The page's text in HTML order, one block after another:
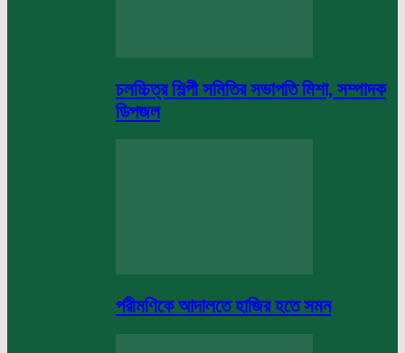
চলচ্চিত্র শিল্পী সমিতির সভাপতি মিশা, সম্পাদক
ডিপজল
পরীমণিকে আদালতে হাজির হতে সমন